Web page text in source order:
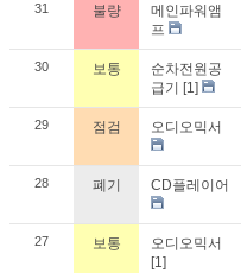
31 불량
메인파워앰
프
30 보통
순차전원공
급기
[1]
29 점검 오디오믹서
28 폐기 CD플레이어
27 보통
오디오믹서
[1]